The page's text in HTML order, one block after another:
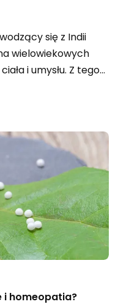
się z Indii
wielowiekowych
i umysłu. Z tego
masaże czy
idea, że każdy
natury pozwala
Nic dziwnego,
na
coraz częściej
i homeopatia?